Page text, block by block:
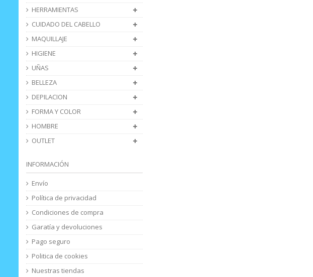
HERRAMIENTAS
CUIDADO DEL CABELLO
MAQUILLAJE
HIGIENE
UÑAS
BELLEZA
DEPILACION
FORMA Y COLOR
HOMBRE
OUTLET
INFORMACIÓN
Envío
Política de privacidad
Condiciones de compra
Garatía y devoluciones
Pago seguro
Politica de cookies
Nuestras tiendas